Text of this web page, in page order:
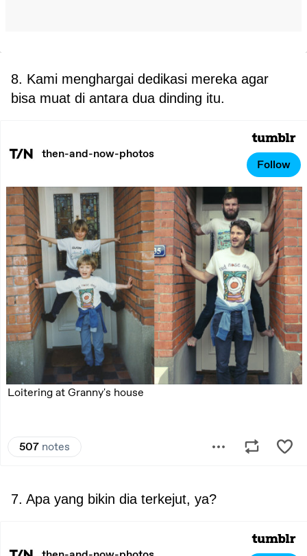
8. Kami menghargai dedikasi mereka agar
bisa muat di antara dua dinding itu.
7. Apa yang bikin dia terkejut, ya?